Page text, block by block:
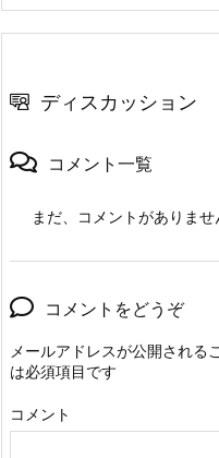
ディスカッション
コメント一覧
まだ、コメントがありませ
コメントをどうぞ
メールアドレスが公開される
は必須項目です
コメント